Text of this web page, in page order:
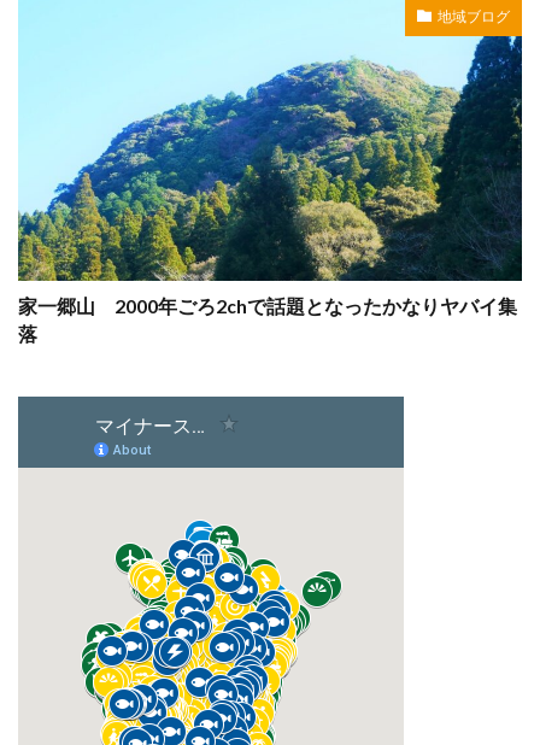
地域ブログ
家一郷山 2000年ごろ2chで話題となったかなりヤバイ集
落